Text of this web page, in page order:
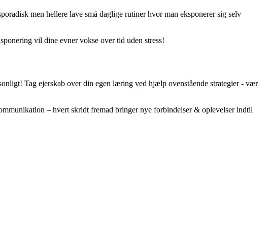
men hellere lave små daglige rutiner hvor man eksponerer sig selv
vil dine evner vokse over tid uden stress!
Tag ejerskab over din egen læring ved hjælp ovenstående strategier - vær
– hvert skridt fremad bringer nye forbindelser & oplevelser indtil